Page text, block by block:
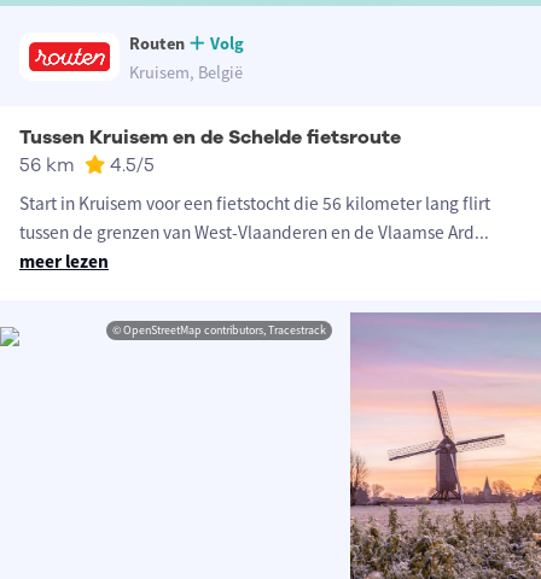
Routen
Volg
Kruisem, België
Tussen Kruisem en de Schelde fietsroute
56 km 4.5/5
Start in Kruisem voor een fietstocht die 56 kilometer lang flirt
tussen de grenzen van West-Vlaanderen en de Vlaamse Ard...
meer lezen
© OpenStreetMap contributors, Tracestrack